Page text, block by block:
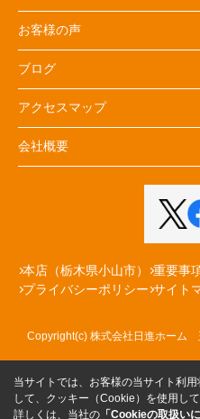
お客様の声
ブログ
アクセスマップ
会社概要
本店（栃木県小山市） 重要事
プライバシーポリシー サイト
Copyright(c) 株式会社日進ホーム
当サイトでは、お客様の当サイト利
して、クッキー（Cookie）を使用して
詳しくは、当社の 「Cookieの取扱い